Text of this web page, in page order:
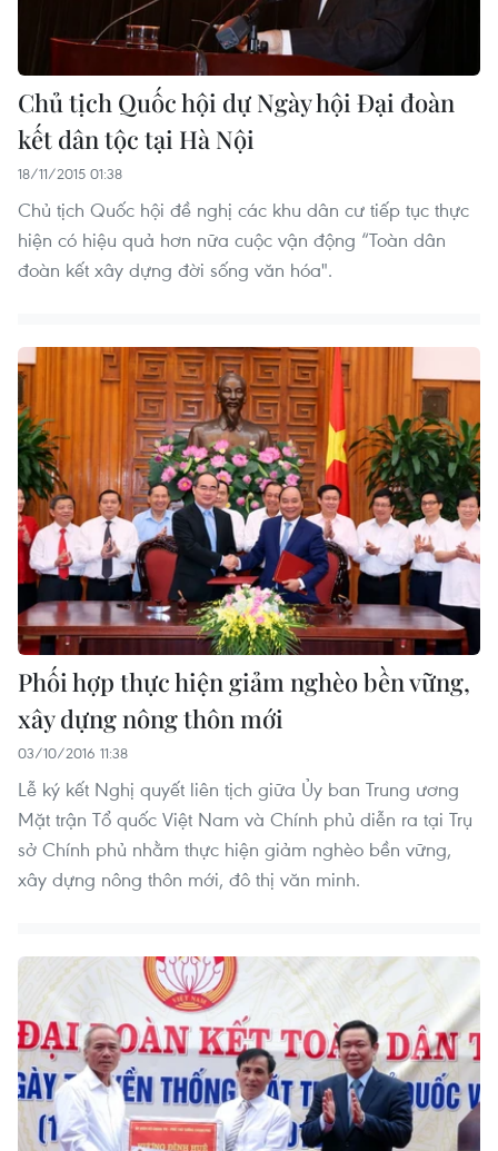
Chủ tịch Quốc hội dự Ngày hội Đại đoàn
kết dân tộc tại Hà Nội
18/11/2015 01:38
Chủ tịch Quốc hội đề nghị các khu dân cư tiếp tục thực
hiện có hiệu quả hơn nữa cuộc vận động “Toàn dân
đoàn kết xây dựng đời sống văn hóa".
Phối hợp thực hiện giảm nghèo bền vững,
xây dựng nông thôn mới
03/10/2016 11:38
Lễ ký kết Nghị quyết liên tịch giữa Ủy ban Trung ương
Mặt trận Tổ quốc Việt Nam và Chính phủ diễn ra tại Trụ
sở Chính phủ nhằm thực hiện giảm nghèo bền vững,
xây dựng nông thôn mới, đô thị văn minh.